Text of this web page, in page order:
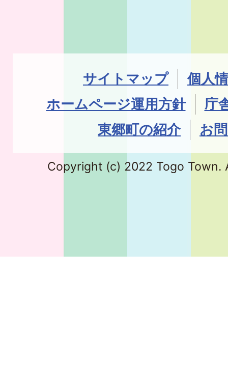
サイトマップ
個人
ホームページ運用方針
庁
東郷町の紹介
お
Copyright (c) 2022 Togo Town.